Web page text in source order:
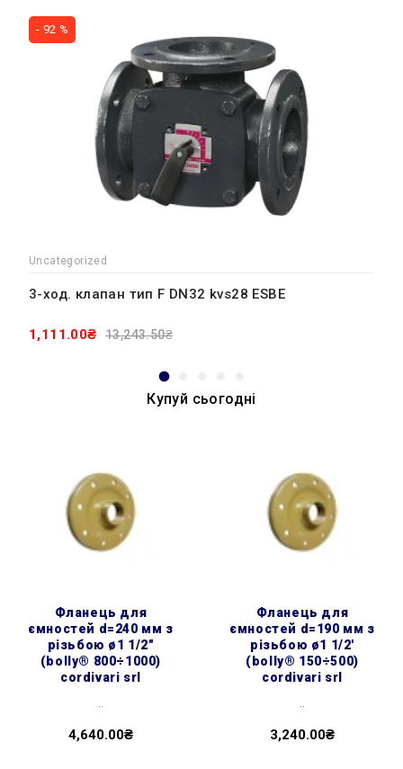
- 92 %
Uncategorized
3-ход. клапан тип F DN32 kvs28 ESBE
1,111.00₴ 13,243.50₴
Купуй сьогодні
фланець для
ємностей d=240 мм з
різьбою ø1 1/2″
(bolly® 800÷1000)
cordivari srl
..
4,640.00₴
фланець для
ємностей d=190 мм з
різьбою ø1 1/2'
(bolly® 150÷500)
cordivari srl
..
3,240.00₴